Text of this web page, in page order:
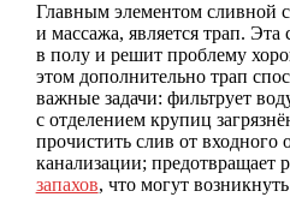
Главным элементом сливной
и массажа, является трап. Эта
в полу и решит проблему
этом дополнительно трап
важные задачи: фильтрует
с отделением крупиц
прочистить слив от входного
канализации; предотвращает
запахов, что могут